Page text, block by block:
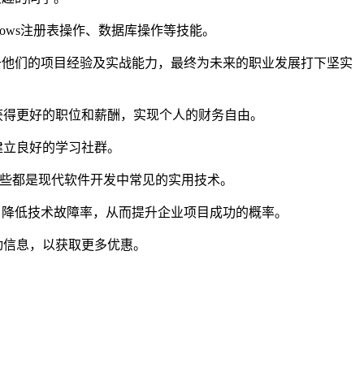
注册表操作、数据库操作等技能。
们的项目经验及实战能力，最终为未来的职业发展打下坚实
更好的职位和薪酬，实现个人的财务自由。
良好的学习社群。
都是现代软件开发中常见的实用技术。
低技术故障率，从而提升企业项目成功的概率。
息，以获取更多优惠。